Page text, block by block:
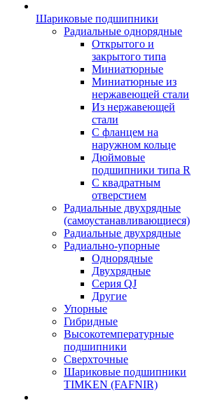
Шариковые подшипники
Радиальные однорядные
Открытого и
закрытого типа
Миниатюрные
Миниатюрные из
нержавеющей стали
Из нержавеющей
стали
С фланцем на
наружном кольце
Дюймовые
подшипники типа R
С квадратным
отверстием
Радиальные двухрядные
(самоустанавливающиеся)
Радиальные двухрядные
Радиально-упорные
Однорядные
Двухрядные
Серия QJ
Другие
Упорные
Гибридные
Высокотемпературные
подшипники
Сверхточные
Шариковые подшипники
TIMKEN (FAFNIR)